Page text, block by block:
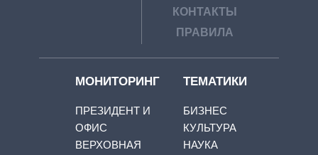
КОНТАКТЫ
ПРАВИЛА
МОНИТОРИНГ
ПРЕЗИДЕНТ И
ОФИС
ВЕРХОВНАЯ
ТЕМАТИКИ
БИЗНЕС
КУЛЬТУРА
НАУКА